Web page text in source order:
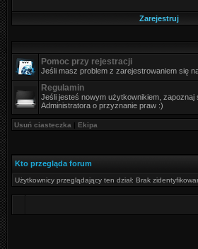
Zarejestruj
Pomoc przy rejestracji
Jeśli masz problem z zarejestrowaniem się
Regulamin
Jeśli jesteś nowym użytkownikiem, zapoznaj
Administratora o przyznanie praw :)
Usuń ciasteczka | Ekipa
Kto przegląda forum
Użytkownicy przeglądający ten dział: Brak